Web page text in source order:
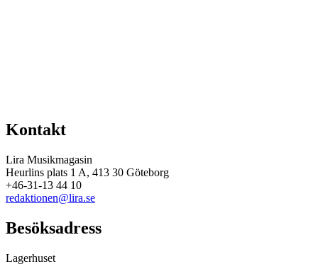
Kontakt
Lira Musikmagasin
Heurlins plats 1 A, 413 30 Göteborg
+46-31-13 44 10
redaktionen@lira.se
Besöksadress
Lagerhuset